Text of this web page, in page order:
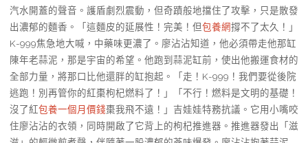
汽水開蓋的聲音。護盾劇烈震動，但奇蹟般地擋住了攻擊，只是散發
出濃郁的麵香。「這麵皮的延展性！完美！但包養網撐不了太久！」
K-999焦急地大喊，中藥味更濃了。廖沾沾知道，他必須帶走他那缸
陳年老蒜泥，那是宇宙的希望。他跑到蒜泥缸前，使出他搬運食材的
全部力量，將那口比他還胖的缸抱起。「走！K-999！我們要從後院
逃跑！別再管你的紅棗枸杞燃料了！」「不行！燃料是文明的基礎！
沒了紅包養一個月價錢棗我飛不遠！」吉娃娃特務抗議。它用小嘴咬
住廖沾沾的衣領，同時開啟了它背上的枸杞推進器。推進器發出「滋